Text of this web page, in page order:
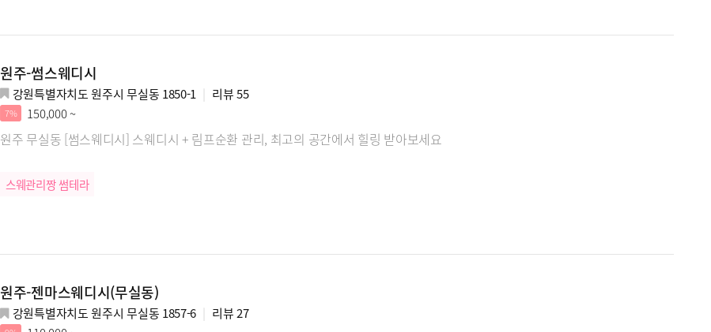
원주-썸스웨디시
강원특별자치도 원주시 무실동 1850-1 리뷰55
7% 150,000 ~
원주 무실동 [썸스웨디시] 스웨디시 + 림프순환 관리, 최고의 공간에서 힐링 받아보세요
스웨관리짱 썸테라
원주-젠마스웨디시(무실동)
강원특별자치도 원주시 무실동 1857-6 리뷰27